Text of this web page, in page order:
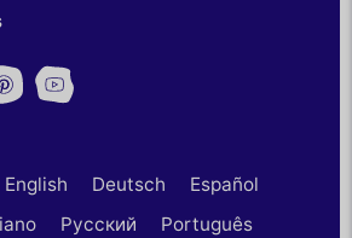
English Deutsch
Español
Русский Português